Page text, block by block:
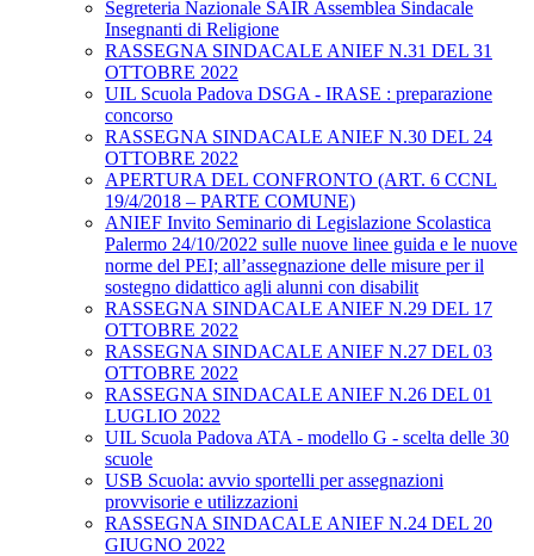
Segreteria Nazionale SAIR Assemblea Sindacale
Insegnanti di Religione
RASSEGNA SINDACALE ANIEF N.31 DEL 31
OTTOBRE 2022
UIL Scuola Padova DSGA - IRASE : preparazione
concorso
RASSEGNA SINDACALE ANIEF N.30 DEL 24
OTTOBRE 2022
APERTURA DEL CONFRONTO (ART. 6 CCNL
19/4/2018 – PARTE COMUNE)
ANIEF Invito Seminario di Legislazione Scolastica
Palermo 24/10/2022 sulle nuove linee guida e le nuove
norme del PEI; all’assegnazione delle misure per il
sostegno didattico agli alunni con disabilit
RASSEGNA SINDACALE ANIEF N.29 DEL 17
OTTOBRE 2022
RASSEGNA SINDACALE ANIEF N.27 DEL 03
OTTOBRE 2022
RASSEGNA SINDACALE ANIEF N.26 DEL 01
LUGLIO 2022
UIL Scuola Padova ATA - modello G - scelta delle 30
scuole
USB Scuola: avvio sportelli per assegnazioni
provvisorie e utilizzazioni
RASSEGNA SINDACALE ANIEF N.24 DEL 20
GIUGNO 2022